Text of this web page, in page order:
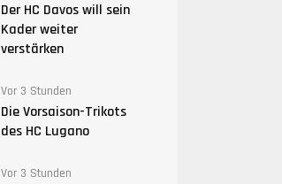
Der HC Davos will sein
Kader weiter
verstärken
Vor 3 Stunden
Die Vorsaison-Trikots
des HC Lugano
Vor 3 Stunden